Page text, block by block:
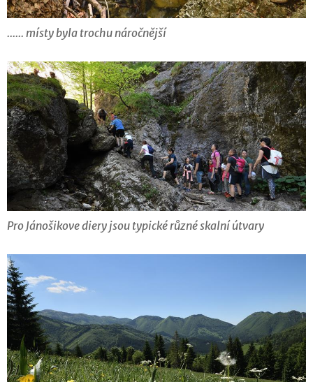
...... místy byla trochu náročnější
Pro Jánošikove diery jsou typické různé skalní útvary